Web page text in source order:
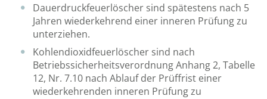
Dauerdruckfeuerlöscher sind spätestens nach 5
Jahren wiederkehrend einer inneren Prüfung zu
unterziehen.
Kohlendioxidfeuerlöscher sind nach
Betriebssicherheitsverordnung Anhang 2, Tabelle
12, Nr. 7.10 nach Ablauf der Prüffrist einer
wiederkehrenden inneren Prüfung zu